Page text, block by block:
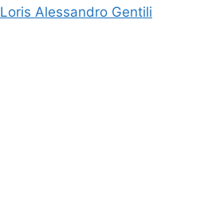
Loris Alessandro Gentili